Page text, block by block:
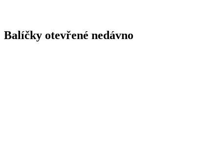
Balíčky otevřené nedávno